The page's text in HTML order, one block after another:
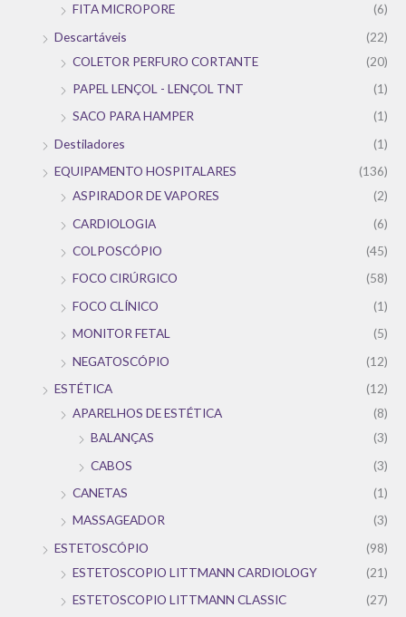
FITA MICROPORE
(6)
Descartáveis
(22)
COLETOR PERFURO CORTANTE
(20)
PAPEL LENÇOL - LENÇOL TNT
(1)
SACO PARA HAMPER
(1)
Destiladores
(1)
EQUIPAMENTO HOSPITALARES
(136)
ASPIRADOR DE VAPORES
(2)
CARDIOLOGIA
(6)
COLPOSCÓPIO
(45)
FOCO CIRÚRGICO
(58)
FOCO CLÍNICO
(1)
MONITOR FETAL
(5)
NEGATOSCÓPIO
(12)
ESTÉTICA
(12)
APARELHOS DE ESTÉTICA
(8)
BALANÇAS
(3)
CABOS
(3)
CANETAS
(1)
MASSAGEADOR
(3)
ESTETOSCÓPIO
(98)
ESTETOSCOPIO LITTMANN CARDIOLOGY
(21)
ESTETOSCOPIO LITTMANN CLASSIC
(27)